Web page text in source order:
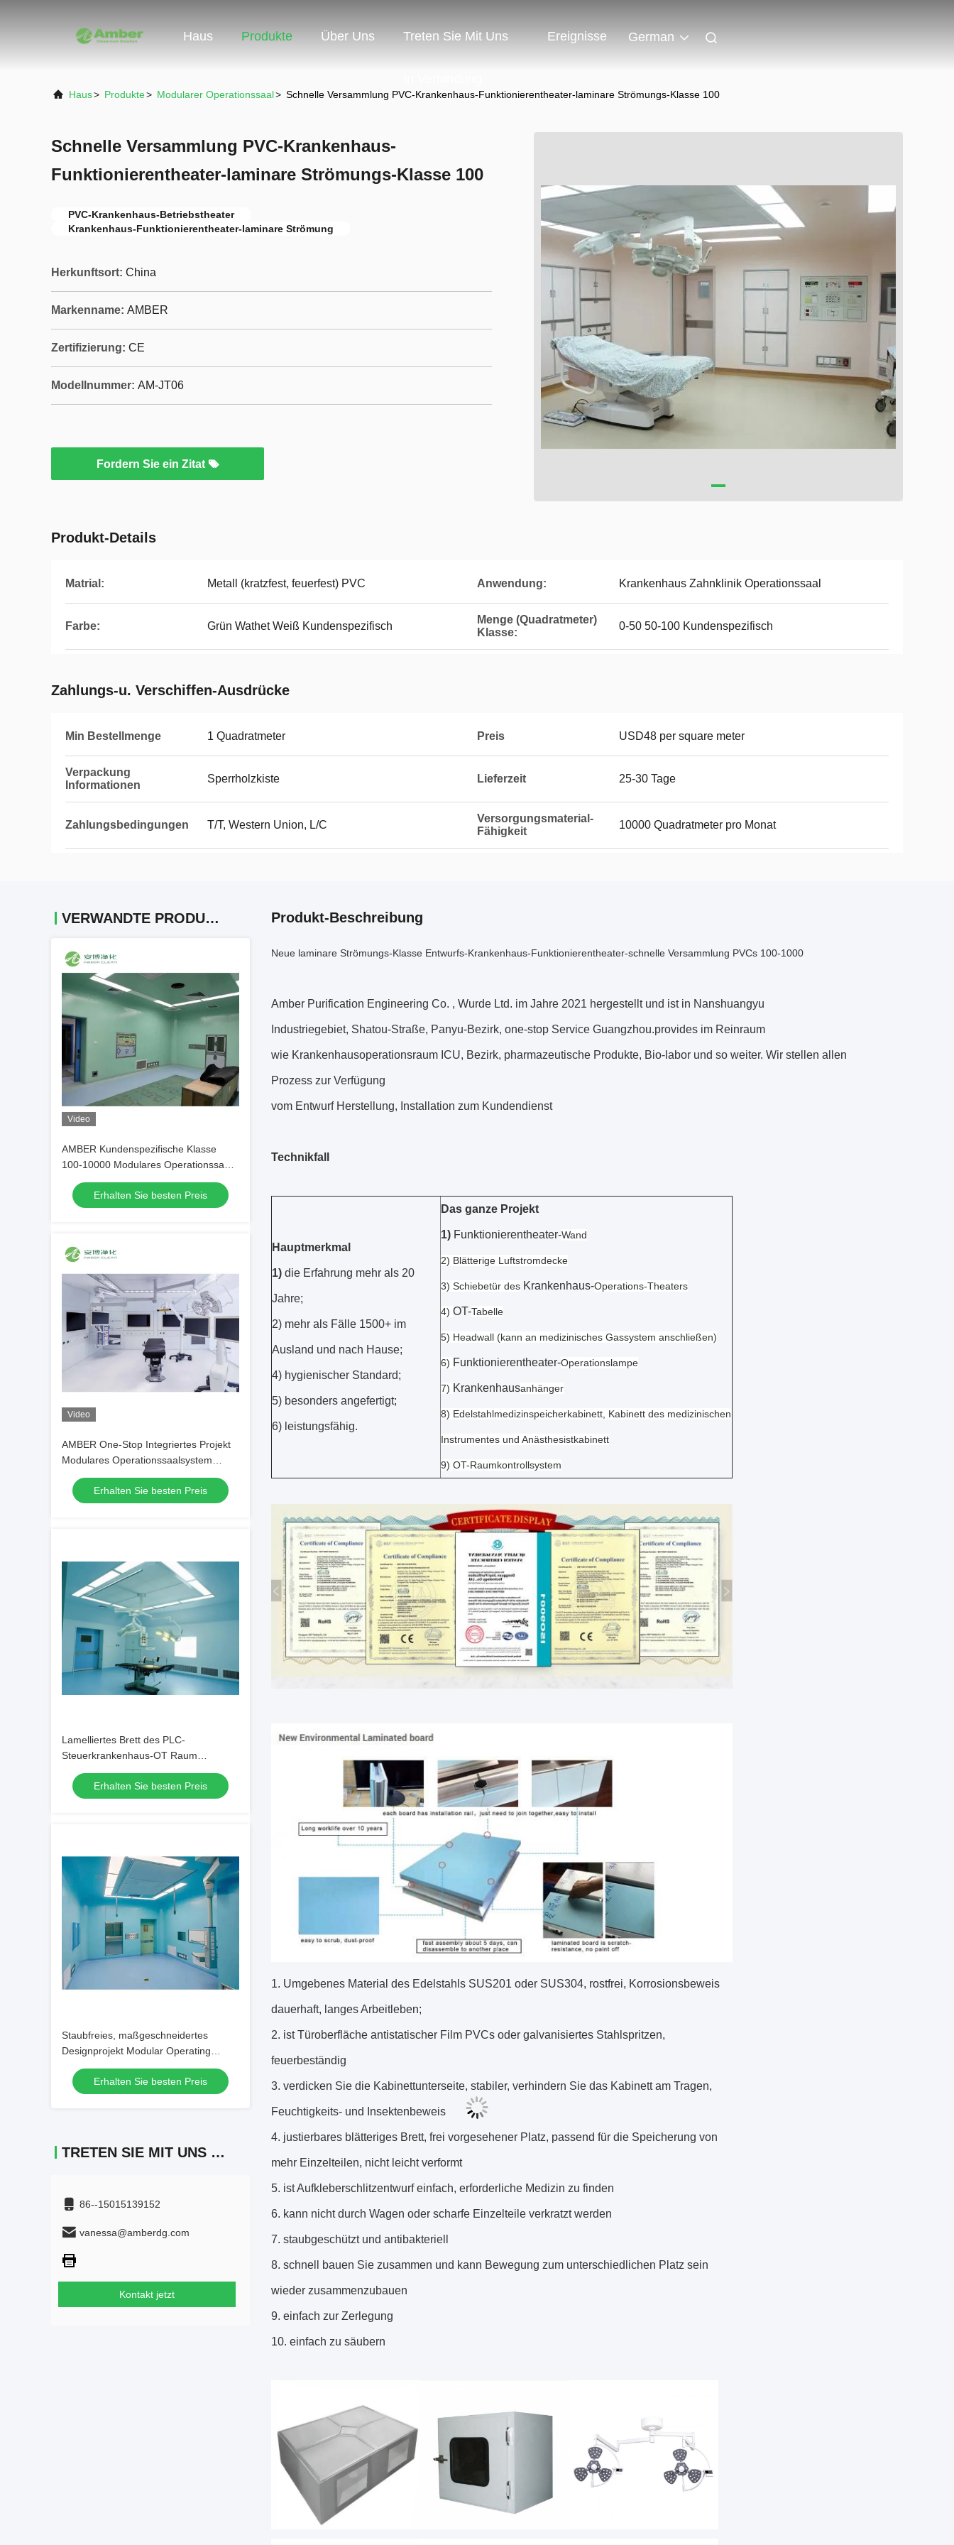
Haus Produkte Über Uns Treten Sie Mit Uns Ereignisse German
Haus> Produkte> Modularer Operationssaal> Schnelle Versammlung PVC-Krankenhaus-Funktionierentheater-laminare Strömungs-Klasse 100
Schnelle Versammlung PVC-Krankenhaus-
Funktionierentheater-laminare Strömungs-Klasse 100
PVC-Krankenhaus-Betriebstheater
Krankenhaus-Funktionierentheater-laminare Strömung
Herkunftsort: China
Markenname: AMBER
Zertifizierung: CE
Modellnummer: AM-JT06
Fordern Sie ein Zitat
Produkt-Details
Matrial: Metall (kratzfest, feuerfest) PVC Anwendung: Krankenhaus Zahnklinik Operationssaal
Farbe: Grün Wathet Weiß Kundenspezifisch
Menge (Quadratmeter)
Klasse:
0-50 50-100 Kundenspezifisch
Zahlungs-u. Verschiffen-Ausdrücke
Min Bestellmenge 1 Quadratmeter Preis USD48 per square meter
Verpackung
Informationen
Sperrholzkiste Lieferzeit 25-30 Tage
Zahlungsbedingungen T/T, Western Union, L/C
Versorgungsmaterial-
Fähigkeit
10000 Quadratmeter pro Monat
VERWANDTE PRODUKTE
Video
AMBER Kundenspezifische Klasse
100-10000 Modulares Operationssaal-
Komplettservice
Erhalten Sie besten Preis
Video
AMBER One-Stop Integriertes Projekt
Modulares Operationssaalsystem
Service
Erhalten Sie besten Preis
Lamelliertes Brett des PLC-
Steuerkrankenhaus-OT Raum
installierte schnell
Erhalten Sie besten Preis
Staubfreies, maßgeschneidertes
Designprojekt Modular Operating
Theater
Erhalten Sie besten Preis
TRETEN SIE MIT UNS IN VERBINDUNG
86--15015139152
vanessa@amberdg.com
Kontakt jetzt
Produkt-Beschreibung
Neue laminare Strömungs-Klasse Entwurfs-Krankenhaus-Funktionierentheater-schnelle Versammlung PVCs 100-1000
Amber Purification Engineering Co. , Wurde Ltd. im Jahre 2021 hergestellt und ist in Nanshuangyu
Industriegebiet, Shatou-Straße, Panyu-Bezirk, one-stop Service Guangzhou.provides im Reinraum
wie Krankenhausoperationsraum ICU, Bezirk, pharmazeutische Produkte, Bio-labor und so weiter. Wir stellen allen
Prozess zur Verfügung
vom Entwurf Herstellung, Installation zum Kundendienst
Technikfall
Hauptmerkmal
1) die Erfahrung mehr als 20
Jahre;
2) mehr als Fälle 1500+ im
Ausland und nach Hause;
4) hygienischer Standard;
5) besonders angefertigt;
6) leistungsfähig.
Das ganze Projekt
1) Funktionierentheater-Wand
2) Blätterige Luftstromdecke
3) Schiebetür des Krankenhaus-Operations-Theaters
4) OT-Tabelle
5) Headwall (kann an medizinisches Gassystem anschließen)
6) Funktionierentheater-Operationslampe
7) Krankenhausanhänger
8) Edelstahlmedizinspeicherkabinett, Kabinett des medizinischen
Instrumentes und Anästhesistkabinett
9) OT-Raumkontrollsystem
1. Umgebenes Material des Edelstahls SUS201 oder SUS304, rostfrei, Korrosionsbeweis
dauerhaft, langes Arbeitleben;
2. ist Türoberfläche antistatischer Film PVCs oder galvanisiertes Stahlspritzen,
feuerbeständig
3. verdicken Sie die Kabinettunterseite, stabiler, verhindern Sie das Kabinett am Tragen,
Feuchtigkeits- und Insektenbeweis
4. justierbares blätteriges Brett, frei vorgesehener Platz, passend für die Speicherung von
mehr Einzelteilen, nicht leicht verformt
5. ist Aufkleberschlitzentwurf einfach, erforderliche Medizin zu finden
6. kann nicht durch Wagen oder scharfe Einzelteile verkratzt werden
7. staubgeschützt und antibakteriell
8. schnell bauen Sie zusammen und kann Bewegung zum unterschiedlichen Platz sein
wieder zusammenzubauen
9. einfach zur Zerlegung
10. einfach zu säubern